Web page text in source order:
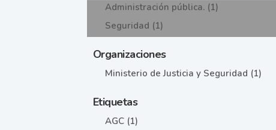
Administración pública. (1)
Seguridad (1)
Organizaciones
Ministerio de Justicia y Seguridad (1)
Etiquetas
AGC (1)